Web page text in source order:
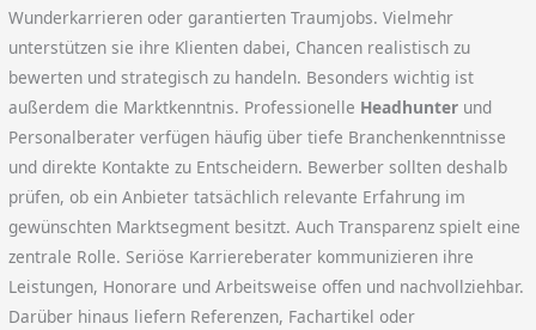
Wunderkarrieren oder garantierten Traumjobs. Vielmehr
unterstützen sie ihre Klienten dabei, Chancen realistisch zu
bewerten und strategisch zu handeln. Besonders wichtig ist
außerdem die Marktkenntnis. Professionelle Headhunter und
Personalberater verfügen häufig über tiefe Branchenkenntnisse
und direkte Kontakte zu Entscheidern. Bewerber sollten deshalb
prüfen, ob ein Anbieter tatsächlich relevante Erfahrung im
gewünschten Marktsegment besitzt. Auch Transparenz spielt eine
zentrale Rolle. Seriöse Karriereberater kommunizieren ihre
Leistungen, Honorare und Arbeitsweise offen und nachvollziehbar.
Darüber hinaus liefern Referenzen, Fachartikel oder